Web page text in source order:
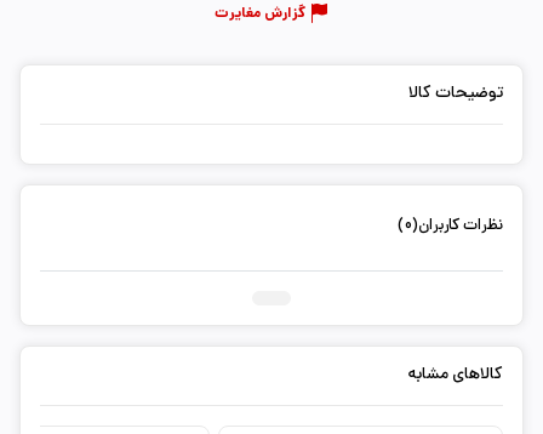
گزارش مغایرت
توضیحات کالا
نظرات کاربران(0)
کالاهای مشابه